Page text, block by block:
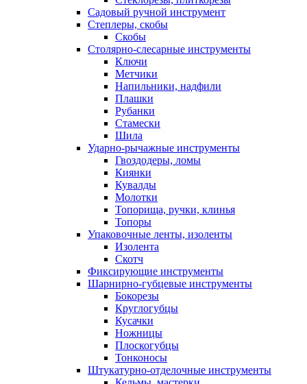
Садовый ручной инструмент
Степлеры, скобы
Скобы
Столярно-слесарные инструменты
Ключи
Метчики
Напильники, надфили
Плашки
Рубанки
Стамески
Шила
Ударно-рычажные инструменты
Гвоздодеры, ломы
Киянки
Кувалды
Молотки
Топорища, ручки, клинья
Топоры
Упаковочные ленты, изоленты
Изолента
Скотч
Фиксирующие инструменты
Шарнирно-губцевые инструменты
Бокорезы
Круглогубцы
Кусачки
Ножницы
Плоскогубцы
Тонконосы
Штукатурно-отделочные инструменты